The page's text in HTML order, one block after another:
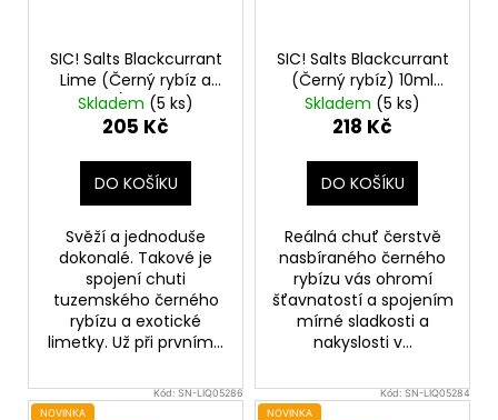
SIC! Salts Blackcurrant
Lime (Černý rybíz a
limetka) 10ml 16mg
Skladem (5 ks)
205 Kč
DO KOŠÍKU
Svěží a jednoduše
dokonalé. Takové je
spojení chuti
tuzemského černého
rybízu a exotické
limetky. Už při prvním...
SIC! Salts Blackcurrant
(Černý rybíz) 10ml
20mg
Skladem (5 ks)
218 Kč
DO KOŠÍKU
Reálná chuť čerstvě
nasbíraného černého
rybízu vás ohromí
šťavnatostí a spojením
mírné sladkosti a
nakyslosti v...
Kód:SN-LIQ05286
NOVINKA
Kód:SN-LIQ05284
NOVINKA